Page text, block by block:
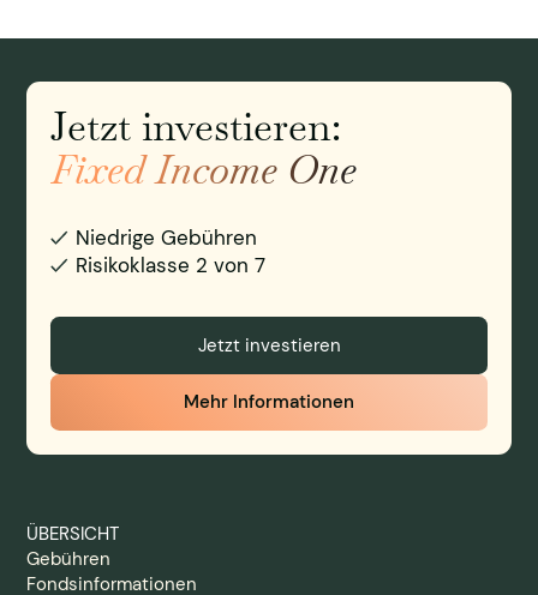
Jetzt investieren:
Fixed Income One
Niedrige Gebühren
Risikoklasse 2 von 7
Jetzt investieren
Mehr Informationen
ÜBERSICHT
Gebühren
Fondsinformationen